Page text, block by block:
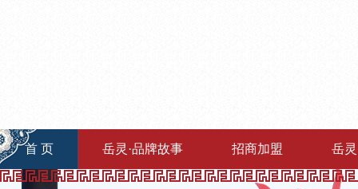
首 页 岳灵·品牌故事 招商加盟 岳